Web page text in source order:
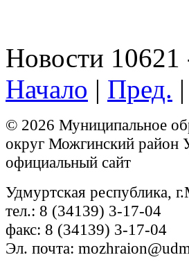
Новости 10621
Начало | Пред. |
© 2026 Муниципальное
округ Можгинский район
официальный сайт
Удмуртская республика,
тел.: 8 (34139) 3-17-04
факс: 8 (34139) 3-17-04
Эл. почта: